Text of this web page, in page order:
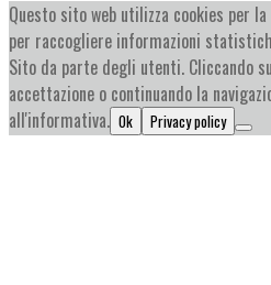
Questo sito web utilizza cookies per
per raccogliere informazioni
Sito da parte degli utenti. Cliccando
accettazione o continuando la
all'informativa. Ok Privacy policy